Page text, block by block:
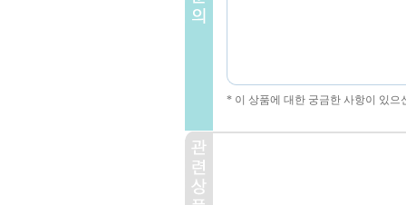
* 이 상품에 대한 궁금한 사항이 있